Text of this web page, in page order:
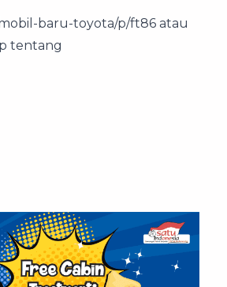
baru-toyota/p/ft86 atau
tentang